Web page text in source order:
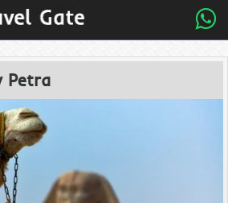
Petra